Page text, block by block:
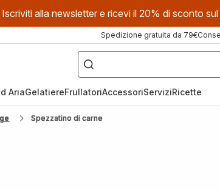
Iscriviti alla newsletter e ricevi il 20% di sconto
Spedizione gratuita da 79€
Cosa
stai
cercando?
AriaGelatiereFrullatoriAccessoriServiziRicette
Spezzatino di carne